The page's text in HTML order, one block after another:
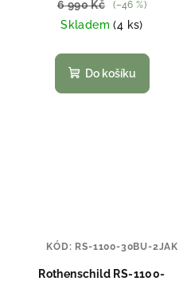
6 990 Kč
(–46 %)
Skladem(4 ks)
Do košíku
Rothenschild RS-1100-
KÓD: RS-1100-30BU-2JAK